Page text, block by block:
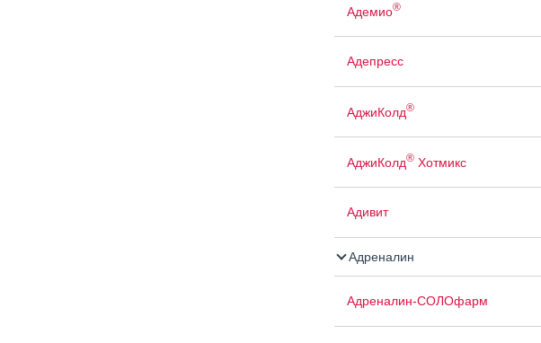
Адемио®
Адепресс
АджиКолд®
АджиКолд®Хотмикс
Адивит
Адреналин
Адреналин-СОЛОфарм